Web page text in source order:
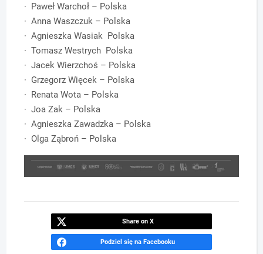
· Paweł Warchoł – Polska
· Anna Waszczuk – Polska
· Agnieszka Wasiak Polska
· Tomasz Westrych Polska
· Jacek Wierzchoś – Polska
· Grzegorz Więcek – Polska
· Renata Wota – Polska
· Joa Zak – Polska
· Agnieszka Zawadzka – Polska
· Olga Ząbroń – Polska
Share on X
Podziel się na Facebooku